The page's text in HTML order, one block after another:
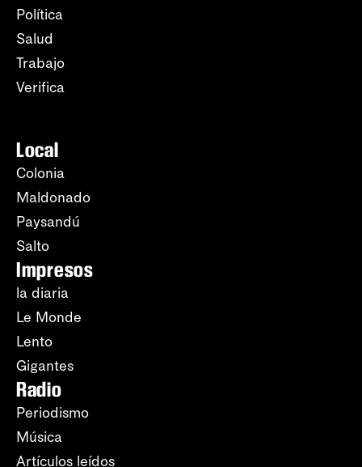
Política
Salud
Trabajo
Verifica
Local
Colonia
Maldonado
Paysandú
Salto
Impresos
la diaria
Le Monde
Lento
Gigantes
Radio
Periodismo
Música
Artículos leídos